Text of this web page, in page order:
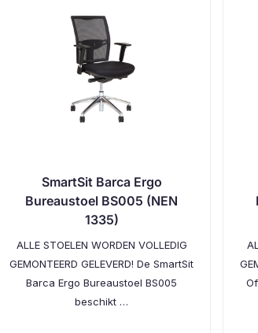
SmartSit Barca Ergo
Bureaustoel BS005 (NEN
1335)
ALLE STOELEN WORDEN VOLLEDIG
GEMONTEERD GELEVERD! De SmartSit
Barca Ergo Bureaustoel BS005
beschikt …